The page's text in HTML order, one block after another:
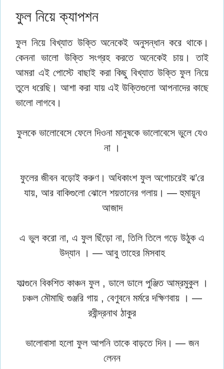
ফুল নিয়ে ক্যাপশন
ফুল নিয়ে বিখ্যাত উক্তি অনেকেই অনুসন্ধান করে থাকে।
কেননা ভালো উক্তি সংগ্রহ করতে অনেকেই চায়। তাই
আমরা এই পোস্টে বাছাই করা কিছু বিখ্যাত উক্তি ফুল নিয়ে
তুলে ধরেছি। আশা করা যায় এই উক্তিগুলো আপনাদের কাছে
ভালো লাগবে।
ফুলকে ভালোবেসে ফেলে দিওনা মানুষকে ভালোবেসে ভুলে যেও
না ।
ফুলের জীবন বড়োই করুণ। অধিকাংশ ফুল অগোচরেই ঝ’রে
যায়, আর বাকিগুলো ঝোলে শয়তানের গলায়। — হুমায়ূন
আজাদ
এ ভুল করো না, এ ফুল ছিঁড়ো না, তিলি তিলে গড়ে উঠুক এ
উদ্যান । — আবু তাহের মিসবাহ
ফাল্গুনে বিকশিত কাঞ্চন ফুল , ডালে ডালে পুঞ্জিত আম্রমুকুল ।
চঞ্চল মৌমাছি গুঞ্জরি গায় , বেণুবনে মর্মরে দক্ষিণবায় । —
রবীন্দ্রনাথ ঠাকুর
ভালোবাসা হলো ফুল আপনি তাকে বাড়তে দিন। — জন
লেনন